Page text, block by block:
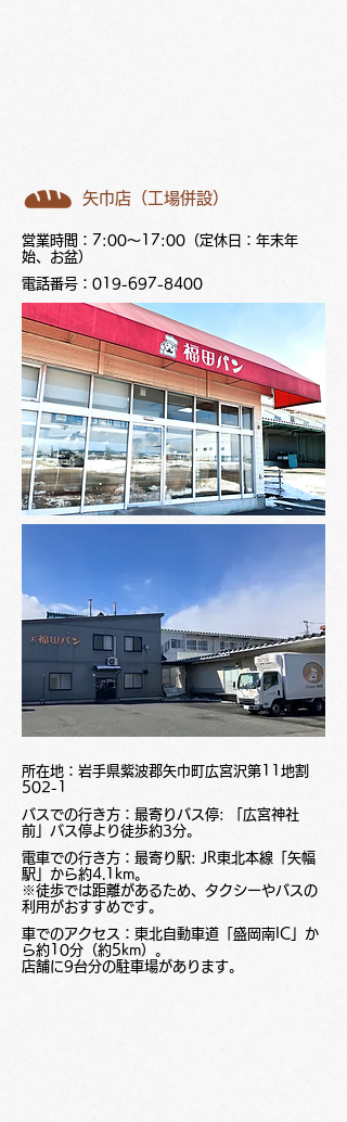
矢巾店（工場併設）
営業時間：7:00～17:00（定休日：年末年
始、お盆）
電話番号：019-697-8400
所在地：岩手県紫波郡矢巾町広宮沢第11地割
502-1
バスでの行き方：最寄りバス停: 「広宮神社
前」バス停より徒歩約3分。
電車での行き方：最寄り駅: JR東北本線「矢幅
駅」から約4.1km。
※徒歩では距離があるため、タクシーやバスの
利用がおすすめです。
車でのアクセス：東北自動車道「盛岡南IC」か
ら約10分（約5km）。
店舗に9台分の駐車場があります。